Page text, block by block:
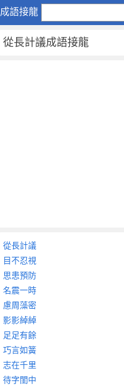
成語接龍
從
計
議
大
全
從長計議成語接龍
從長計議
目不忍視
思患預防
名震一時
慮周藻密
影影綽綽
足足有餘
巧言如簧
志在千里
待字閨中